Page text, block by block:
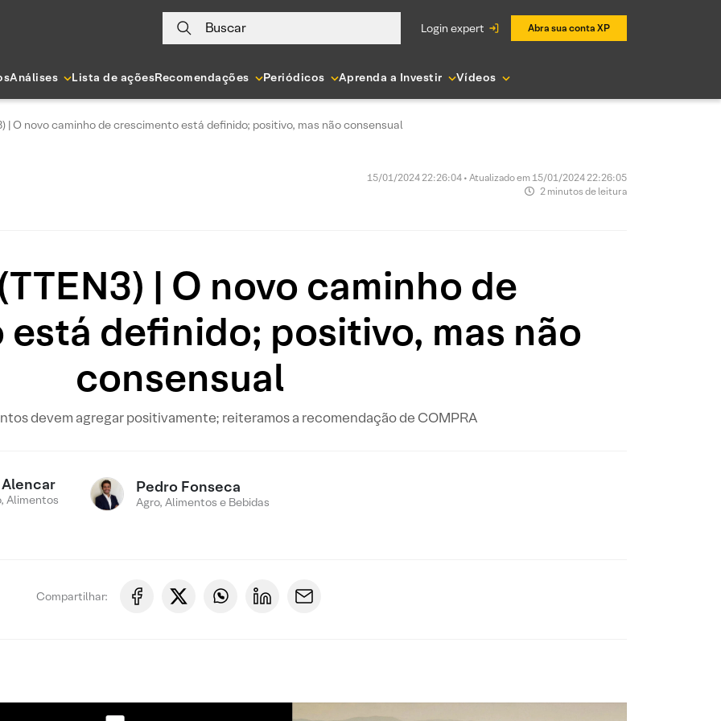
Buscar login expert Abra sua conta XP
Análises Lista de açõesRecomendações Periódicos Aprenda a Investir Vídeos
| O novo caminho de crescimento está definido; positivo, mas não consensual
15/01/2024 22:26:04 • Atualizado em 15/01/2024 22:26:05
2 minutos de leitura
| O novo caminho de
definido; positivo, mas não
consensual
devem agregar positivamente; reiteramos a recomendação de COMPRA
Alimentos
Pedro Fonseca
Agro, Alimentos e Bebidas
Compartilhar: